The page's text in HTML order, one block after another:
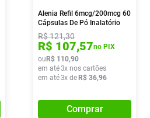
Alenia Refil 6mcg/200mcg 60
Cápsulas De Pó Inalatório
R$121,30
R$ 107,57no PIX
ou R$ 110,90
em até3x nos cartões
em até3x de R$ 36,96
Comprar